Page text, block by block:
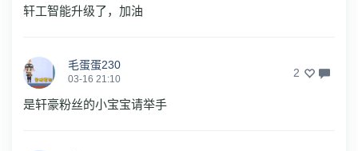
轩工智能升级了，加油
毛蛋蛋230
03-16 21:10 2
是轩豪粉丝的小宝宝请举手